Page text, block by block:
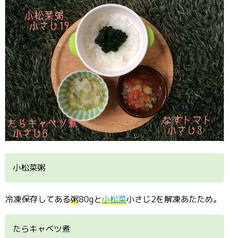
小松菜粥
冷凍保存してある粥80gと小松菜小さじ2を解凍あたため。
たらキャベツ煮